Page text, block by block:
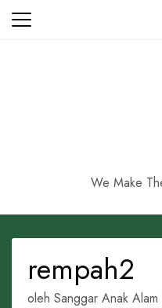
Skip
We Make
rempah2
oleh Sanggar Anak Alam